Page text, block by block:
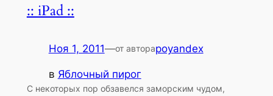
:: iPad ::
Ноя 1, 2011—от автораpoyandex
в Яблочный пирог
С некоторых пор обзавелся заморским чудом,